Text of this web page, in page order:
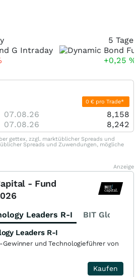
5 Tage
+0,25 %
0 € pro Trade*
07.08.26
8,158
07.08.26 8,242
gettex, zzgl. marktüblicher Spreads und
Spreads und Zuwendungen, mögliche
Anzeige
- Fund
Leaders R-I BIT Global
Leaders R-I
und Technologieführer von
Kaufen